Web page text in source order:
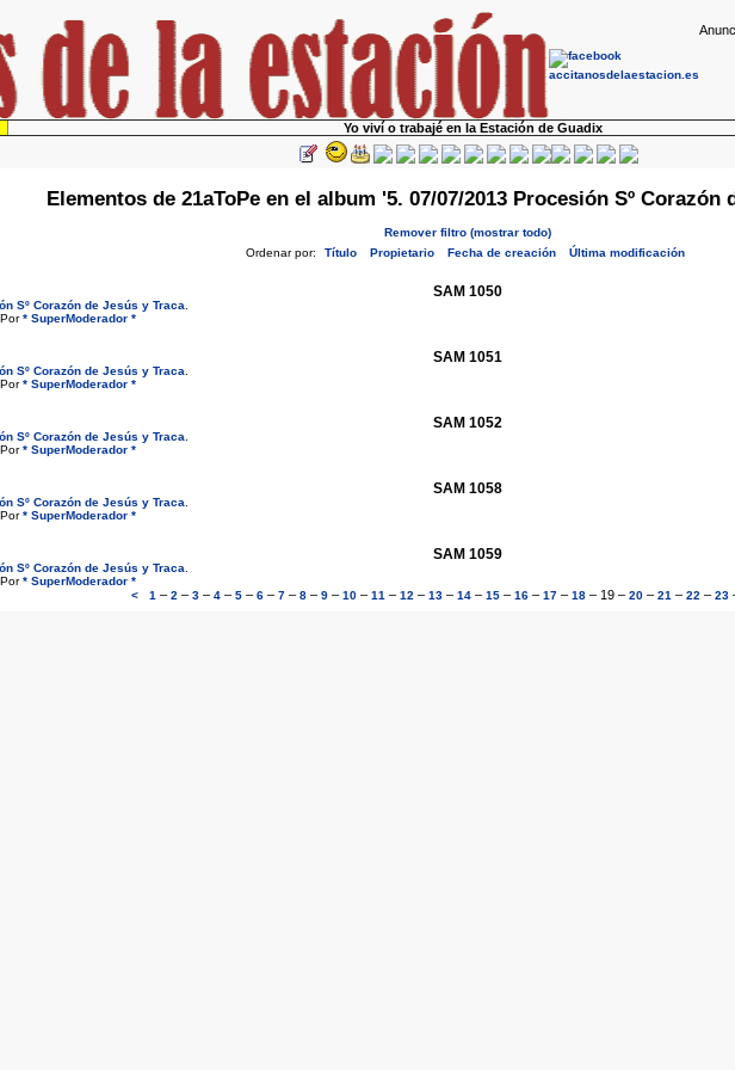
Yo viví o trabajé en la Estación de Guadix
Elementos de 21aToPe en el album '5. 07/07/2013 Procesión Sº Corazón
Remover filtro (mostrar todo)
Ordenar por:
Título Propietario Fecha de creación Última modificación
SAM 1050
Sº Corazón de Jesús y Traca
* SuperModerador *
SAM 1051
Sº Corazón de Jesús y Traca
* SuperModerador *
SAM 1052
Sº Corazón de Jesús y Traca
* SuperModerador *
SAM 1058
Sº Corazón de Jesús y Traca
* SuperModerador *
SAM 1059
Sº Corazón de Jesús y Traca
* SuperModerador *
<
1 – 2 – 3 – 4 – 5 – 6 – 7 – 8 – 9 – 10 – 11 – 12 – 13 – 14 – 15 – 16 – 17 – 18 – 19 – 20 – 21 – 22 – 23